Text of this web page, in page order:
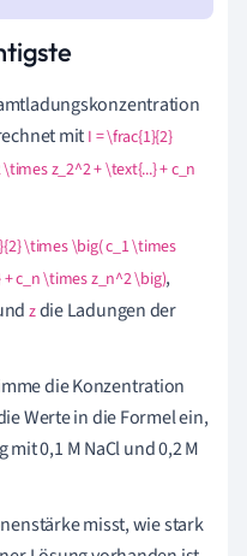
mit I = \frac{1}{2}
z_2^2 + \text{...} + c_n
\times \big( c_1 \times
+ c_n \times z_n^2 \big),
zdie Ladungen der
die Konzentration
Werte in die Formel ein,
0,1 M NaCl und 0,2 M
misst, wie stark